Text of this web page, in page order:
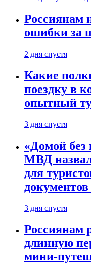
Россиянам
ошибки за
2 дня спустя
Какие
поездку в
опытный
3 дня спустя
«Домой
МВД
для
3 дня спустя
Россиянам
длинную
мини-